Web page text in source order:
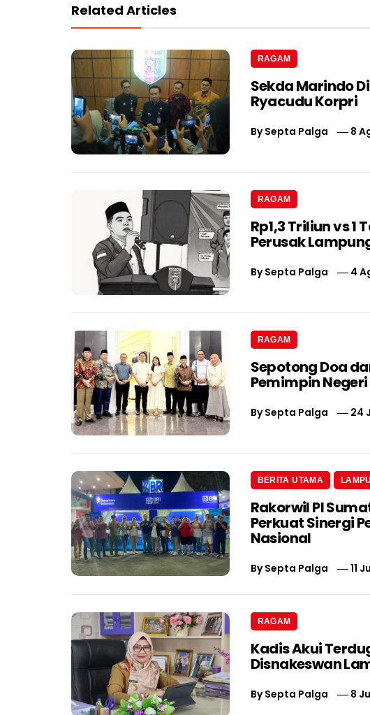
Related Articles
RAGAM
Sekda Marindo
Ryacudu Korpri
BySepta Palga 8
RAGAM
Rp1,3 Triliun vs 1
Perusak
BySepta Palga 4
RAGAM
Sepotong Doa
Pemimpin
BySepta Palga 24
BERITA UTAMA
Rakorwil PI
Perkuat Sinergi
Nasional
BySepta Palga 11
RAGAM
Kadis Akui
Disnakeswan
BySepta Palga 8